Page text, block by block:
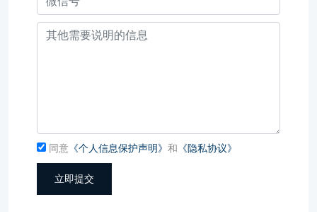
同意 《个人信息保护声明》 和 《隐私协议》
立即提交